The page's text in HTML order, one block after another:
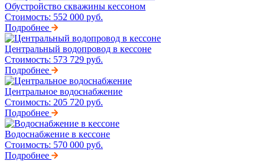
Обустройство скважины кессоном
Стоимость: 552 000 руб.
Подробнее
Центральный водопровод в кессоне
Стоимость: 573 729 руб.
Подробнее
Центральное водоснабжение
Стоимость: 205 720 руб.
Подробнее
Водоснабжение в кессоне
Стоимость: 570 000 руб.
Подробнее